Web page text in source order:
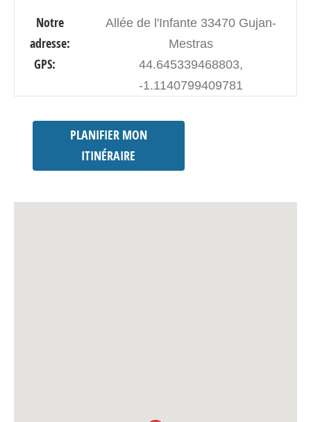
Notre
adresse:
Allée de l'Infante 33470 Gujan-
Mestras
GPS:
44.645339468803,
-1.1140799409781
PLANIFIER MON
ITINÉRAIRE